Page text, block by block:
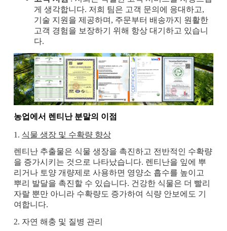
게 생각합니다. 저희 팀은 고객 문의에 응대하고,
기술 지원을 제공하며, 주문부터 배송까지 원활한
고객 경험을 보장하기 위해 항상 대기하고 있습니
다.
농업에서 렌티난 분말의 이점
1. 식물 생장 및 수확량 향상
렌티난 추출물은 식물 생장을 촉진하고 전반적인 수확량
을 증가시키는 것으로 나타났습니다. 렌티난을 잎에 뿌
리거나 토양 개량제로 사용하면 영양소 흡수를 높이고
뿌리 발달을 촉진할 수 있습니다. 건강한 식물은 더 빨리
자랄 뿐만 아니라 수확량도 증가하여 식량 안보에도 기
여합니다.
2. 자연 해충 및 질병 관리